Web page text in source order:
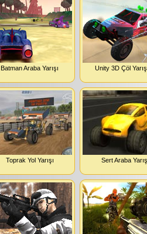
Batman Araba Yarışı Unity 3D Çöl
Toprak Yol Yarışı Sert Araba